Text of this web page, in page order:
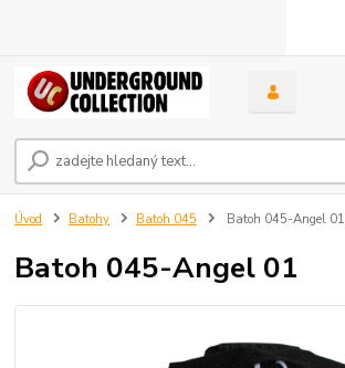
Úvod Batohy Batoh 045 Batoh 045-Angel 01
Batoh 045-Angel 01